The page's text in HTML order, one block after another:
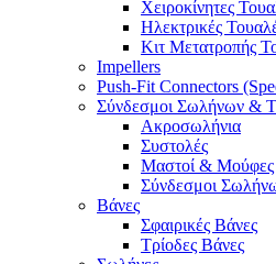
Χειροκίνητες
Ηλεκτρικές
Κιτ Μετατροπής
Impellers
Push-Fit Connectors
Σύνδεσμοι Σωλήνων &
Ακροσωλήνια
Συστολές
Μαστοί & Μούφες
Σύνδεσμοι
Βάνες
Σφαιρικές Βάνες
Τρίοδες Βάνες